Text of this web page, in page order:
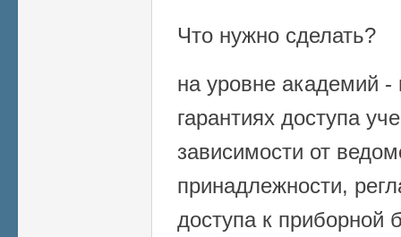
Что нужно сделать?
на уровне академий -
гарантиях доступа
зависимости от
принадлежности,
доступа к приборной